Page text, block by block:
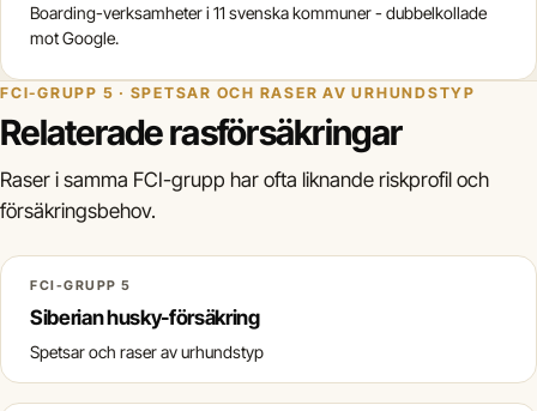
Boarding-verksamheter i 11 svenska kommuner - dubbelkollade
mot Google.
FCI-GRUPP 5 · SPETSAR OCH RASER AV URHUNDSTYP
Relaterade rasförsäkringar
Raser i samma FCI-grupp har ofta liknande riskprofil och
försäkringsbehov.
FCI-GRUPP 5
Siberian husky-försäkring
Spetsar och raser av urhundstyp